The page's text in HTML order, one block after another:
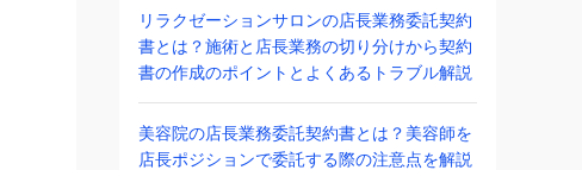
リラクゼーションサロンの店長業務委託契約
書とは？施術と店長業務の切り分けから契約
書の作成のポイントとよくあるトラブル解説
美容院の店長業務委託契約書とは？美容師を
店長ポジションで委託する際の注意点を解説